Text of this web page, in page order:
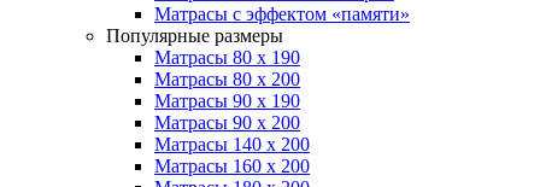
Матрасы с эффектом «памяти»
Популярные размеры
Матрасы 80 x 190
Матрасы 80 x 200
Матрасы 90 x 190
Матрасы 90 x 200
Матрасы 140 x 200
Матрасы 160 x 200